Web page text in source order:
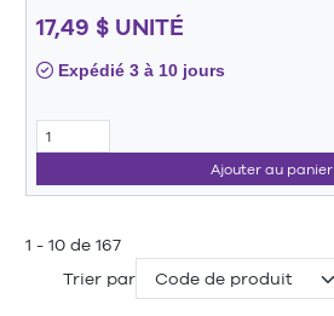
17,49 $ UNITÉ
Expédié 3 à 10 jours
Ajouter au panier
1 - 10 de 167
Trier par